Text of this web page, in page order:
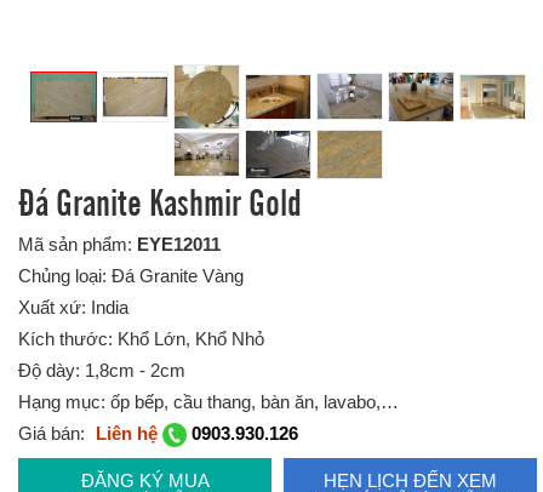
Đá Granite Kashmir Gold
Mã sản phẩm: EYE12011
Chủng loại: Đá Granite Vàng
Xuất xứ: India
Kích thước: Khổ Lớn, Khổ Nhỏ
Độ dày: 1,8cm - 2cm
Hạng mục: ốp bếp, cầu thang, bàn ăn, lavabo,…
Giá bán:
Liên hệ 0903.930.126
ĐĂNG KÝ MUA HẸN LỊCH ĐẾN XEM